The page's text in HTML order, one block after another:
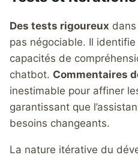
Des tests rigoureux dans
pas négociable. Il
capacités de
chatbot. Commentaires
inestimable pour affiner
garantissant que
besoins changeants.
La nature itérative du